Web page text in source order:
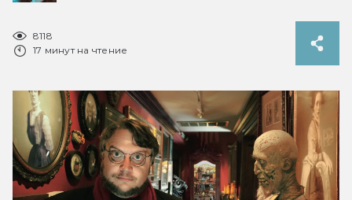
8118
17 минут на чтение